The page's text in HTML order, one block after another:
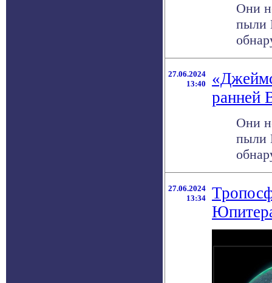
Они
пыли
27.06.2024
13:40
ранней
Они
пыли
27.06.2024
13:34